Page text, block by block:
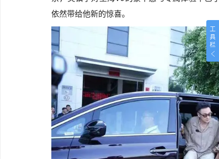
工
具
栏
依然带给他新的惊喜。